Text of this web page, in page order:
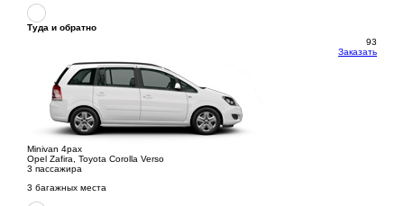
Туда и обратно
93
Заказать
Minivan 4pax
Opel Zafira, Toyota Corolla Verso
3 пассажира
3 багажных места